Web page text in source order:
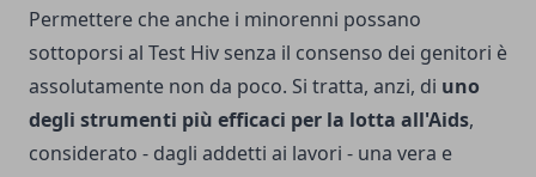
Permettere che anche i minorenni possano
sottoporsi al Test Hiv senza il consenso dei genitori è
assolutamente non da poco. Si tratta, anzi, di uno
degli strumenti più efficaci per la lotta all'Aids,
considerato - dagli addetti ai lavori - una vera e